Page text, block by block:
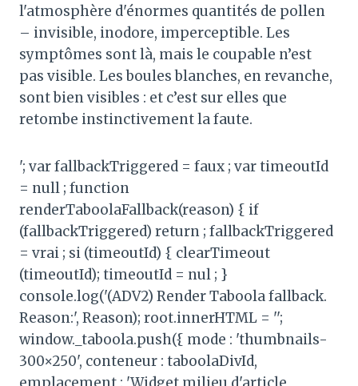
l'atmosphère d'énormes quantités de pollen
– invisible, inodore, imperceptible. Les
symptômes sont là, mais le coupable n’est
pas visible. Les boules blanches, en revanche,
sont bien visibles : et c’est sur elles que
retombe instinctivement la faute.
'; var fallbackTriggered = faux ; var timeoutId
= null ; function
renderTaboolaFallback(reason) { if
(fallbackTriggered) return ; fallbackTriggered
= vrai ; si (timeoutId) { clearTimeout
(timeoutId); timeoutId = nul ; }
console.log('(ADV2) Render Taboola fallback.
Reason:', Reason); root.innerHTML = '';
window._taboola.push({ mode : 'thumbnails-
300×250', conteneur : taboolaDivId,